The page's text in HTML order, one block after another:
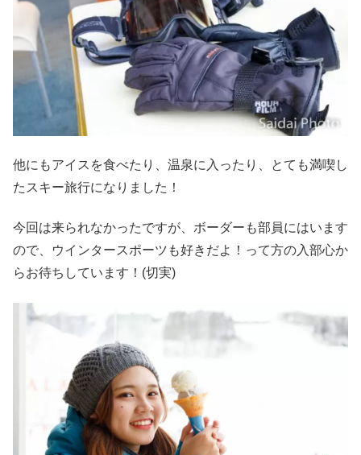
他にもアイスを食べたり、温泉に入ったり、とても満喫し
たスキー旅行になりました！
今回は来られなかったですが、ボーダーも部員にはいます
ので、ウインタースポーツも好きだよ！って方の入部心か
らお待ちしています！(切実)